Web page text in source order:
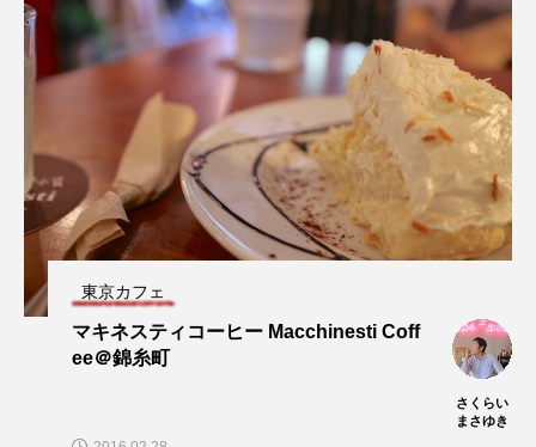
東京カフェ
マキネスティコーヒー Macchinesti Coff
ee＠錦糸町
さくらい
まさゆき